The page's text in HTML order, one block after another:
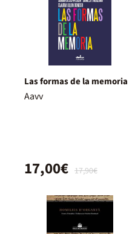
Las formas de la memoria
Aavv
17,90€
17,00€